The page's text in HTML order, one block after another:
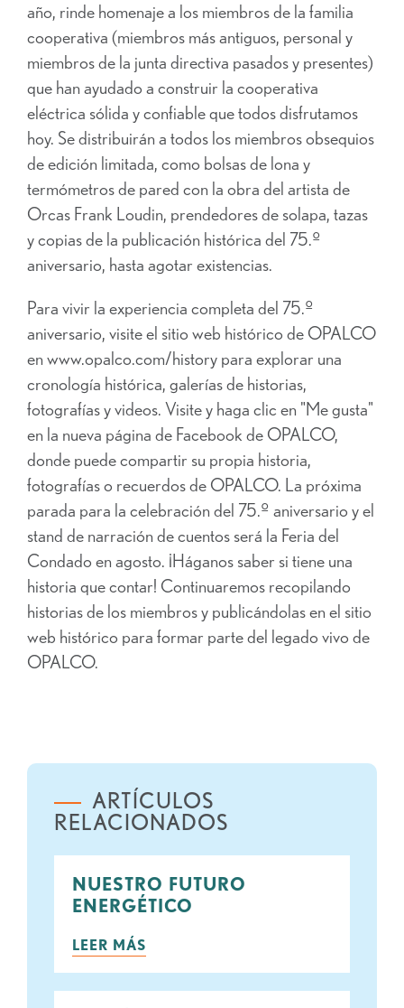
año, rinde homenaje a los miembros de la familia
cooperativa (miembros más antiguos, personal y
miembros de la junta directiva pasados y presentes)
que han ayudado a construir la cooperativa
eléctrica sólida y confiable que todos disfrutamos
hoy. Se distribuirán a todos los miembros obsequios
de edición limitada, como bolsas de lona y
termómetros de pared con la obra del artista de
Orcas Frank Loudin, prendedores de solapa, tazas
y copias de la publicación histórica del 75.º
aniversario, hasta agotar existencias.
Para vivir la experiencia completa del 75.º
aniversario, visite el sitio web histórico de OPALCO
en www.opalco.com/history para explorar una
cronología histórica, galerías de historias,
fotografías y videos. Visite y haga clic en "Me gusta"
en la nueva página de Facebook de OPALCO,
donde puede compartir su propia historia,
fotografías o recuerdos de OPALCO. La próxima
parada para la celebración del 75.º aniversario y el
stand de narración de cuentos será la Feria del
Condado en agosto. ¡Háganos saber si tiene una
historia que contar! Continuaremos recopilando
historias de los miembros y publicándolas en el sitio
web histórico para formar parte del legado vivo de
OPALCO.
ARTÍCULOS
RELACIONADOS
NUESTRO FUTURO
ENERGÉTICO
LEER MÁS